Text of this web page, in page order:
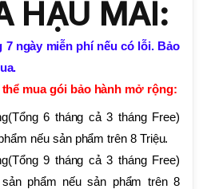
HẬU MÃI:
ngày miễn phí nếu có lỗi. Bảo
mua gói bảo hành mở rộng:
6 tháng cả 3 tháng Free)
nếu sản phẩm trên 8 Triệu.
9 tháng cả 3 tháng Free)
phẩm nếu sản phẩm trên 8